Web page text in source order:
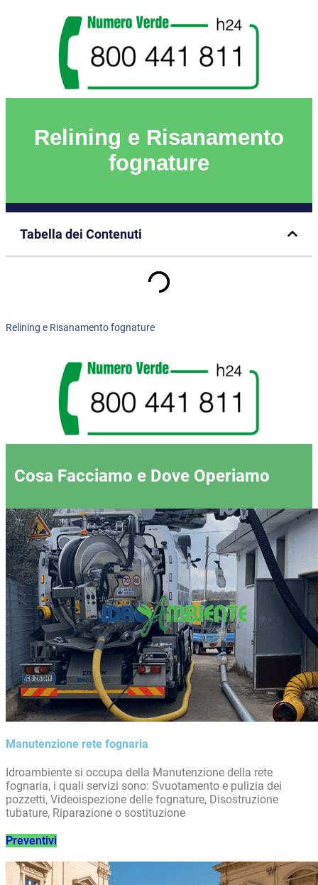
Relining e Risanamento
fognature
Tabella dei Contenuti
Relining e Risanamento fognature
Cosa Facciamo e Dove Operiamo
Manutenzione rete fognaria
Idroambiente si occupa della Manutenzione della rete
fognaria, i quali servizi sono: Svuotamento e pulizia dei
pozzetti, Videoispezione delle fognature, Disostruzione
tubature, Riparazione o sostituzione
Preventivi